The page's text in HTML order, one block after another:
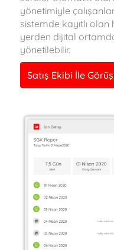
yönetimiyle
sistemde kayıtlı
yerden dijital
yönetilebilir.
Satış Ekibi İle